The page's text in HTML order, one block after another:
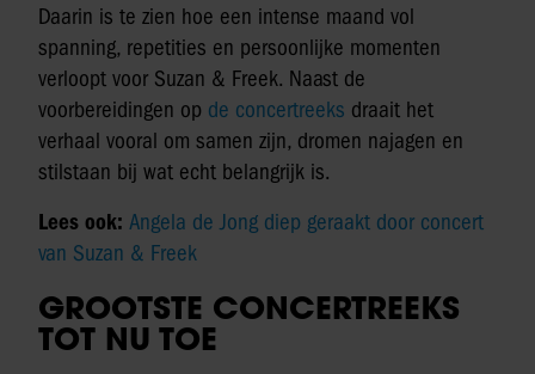
Daarin is te zien hoe een intense maand vol
spanning, repetities en persoonlijke momenten
verloopt voor Suzan & Freek. Naast de
voorbereidingen op de concertreeks draait het
verhaal vooral om samen zijn, dromen najagen en
stilstaan bij wat echt belangrijk is.
Lees ook: Angela de Jong diep geraakt door concert
van Suzan & Freek
GROOTSTE CONCERTREEKS
TOT NU TOE